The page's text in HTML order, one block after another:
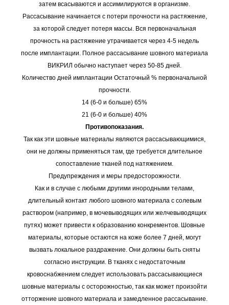
затем всасываются и ассимилируются в организме.
Рассасывание начинается с потери прочности на растяжение,
за которой следует потеря массы. Вся первоначальная
прочность на растяжение утрачивается через 4-5 недель
после имплантации. Полное рассасывание шовного материала
ВИКРИЛ обычно наступает через 50-85 дней.
Количество дней имплантации Остаточный % первоначальной
прочности.
14 (6-0 и больше) 65%
21 (6-0 и больше) 40%
Противопоказания.
Так как эти шовные материалы являются рассасывающимися,
они не должны применяться там, где требуется длительное
сопоставление тканей под натяжением.
Предупреждения и меры предосторожности.
Как и в случае с любыми другими инородными телами,
длительный контакт любого шовного материала с солевым
раствором (например, в мочевыводящих или желчевыводящих
путях) может привести к образованию конкрементов. Шовные
материалы, которые остаются на коже более 7 дней, могут
вызвать локальное раздражение. Они должны быть сняты
согласно инструкции. В тканях с недостаточным
кровоснабжением следует использовать рассасывающиеся
шовные материалы с осторожностью, так как может произойти
отторжение шовного материала и замедленное рассасывание.